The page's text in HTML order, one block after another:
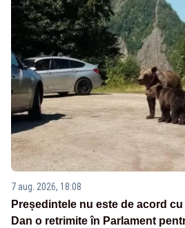
7 aug. 2026, 18:08
Președintele nu este de acord
Dan o retrimite în Parlament